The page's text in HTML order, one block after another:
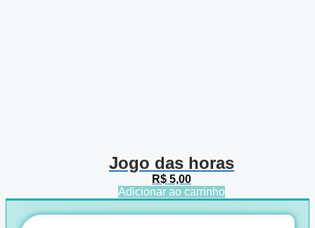
Jogo das horas
R$ 5,00
Adicionar ao carrinho